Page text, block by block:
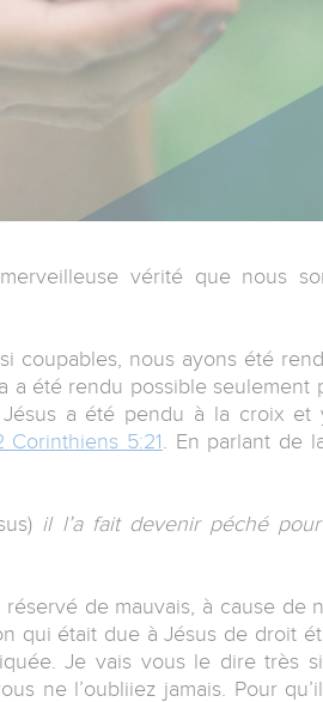
vérité que nous
coupables, nous ayons été
a été rendu possible seulement
a été pendu à la croix et
Corinthiens 5:21 . En parlant de
il l’a fait devenir péché
de mauvais, à cause de
qui était due à Jésus de droit
Je vais vous le dire très
ne l’oubliiez jamais. Pour